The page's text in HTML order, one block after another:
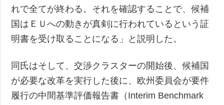
れで全てが終わる。それを確認することで、候補
国はＥＵへの動きが真剣に行われているという証
明書を受け取ることになる」と説明した。
同氏はそして、交渉クラスターの開始後、候補国
が必要な改革を実行した後に、欧州委員会が要件
履行の中間基準評価報告書（Interim Benchmark